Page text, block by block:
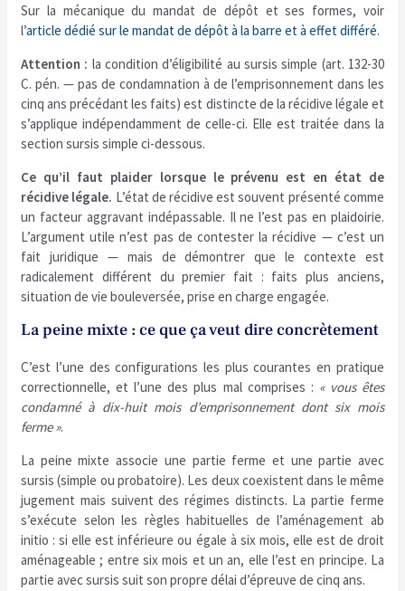
Sur la mécanique du mandat de dépôt et ses formes, voir
l’article dédié sur le mandat de dépôt à la barre et à effet différé.
Attention : la condition d’éligibilité au sursis simple (art. 132-30
C. pén. — pas de condamnation à de l’emprisonnement dans les
cinq ans précédant les faits) est distincte de la récidive légale et
s’applique indépendamment de celle-ci. Elle est traitée dans la
section sursis simple ci-dessous.
Ce qu’il faut plaider lorsque le prévenu est en état de
récidive légale. L’état de récidive est souvent présenté comme
un facteur aggravant indépassable. Il ne l’est pas en plaidoirie.
L’argument utile n’est pas de contester la récidive — c’est un
fait juridique — mais de démontrer que le contexte est
radicalement différent du premier fait : faits plus anciens,
situation de vie bouleversée, prise en charge engagée.
La peine mixte : ce que ça veut dire concrètement
C’est l’une des configurations les plus courantes en pratique
correctionnelle, et l’une des plus mal comprises : « vous êtes
condamné à dix-huit mois d’emprisonnement dont six mois
ferme ».
La peine mixte associe une partie ferme et une partie avec
sursis (simple ou probatoire). Les deux coexistent dans le même
jugement mais suivent des régimes distincts. La partie ferme
s’exécute selon les règles habituelles de l’aménagement ab
initio : si elle est inférieure ou égale à six mois, elle est de droit
aménageable ; entre six mois et un an, elle l’est en principe. La
partie avec sursis suit son propre délai d’épreuve de cinq ans.